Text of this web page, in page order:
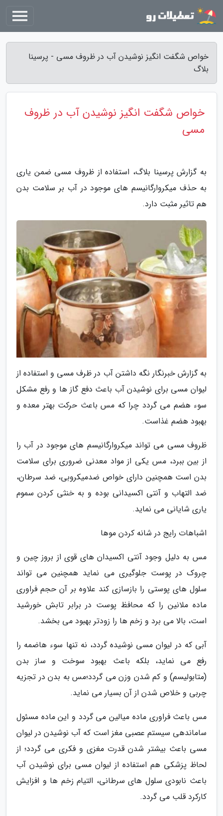
خواص شگفت انگیز نوشیدن آب در ظروف مسی - پرسینا
بلاگ
خواص شگفت انگیز نوشیدن آب در ظروف
مسی
به گزارش پرسینا بلاگ، استفاده از ظروف مسی ضمن یاری
به حذف میکروارگانیسم های موجود در آب بر سلامت بدن
هم تاثیر مثبت دارد.
به گزارش خبرنگار نگه داشتن آب در ظرف مسی و استفاده از
لیوان مسی برای نوشیدن آب باعث دفع گاز ها و رفع مشکل
سوء هضم می گردد چرا که مس باعث حرکت بهتر معده و
بهبود هضم غذاست.
ظروف مسی می تواند میکروارگانیسم های موجود در آب را
از بین ببرد، مس یکی از مواد معدنی ضروری برای سلامت
بدن است همچنین دارای خواص ضدمیکروبی، ضد سرطان،
ضد التهاب و آنتی اکسیدانی بوده و به خنثی کردن سموم
یاری شایانی می نماید.
اشباهات رایج در شانه کردن موها
مس به دلیل وجود آنتی اکسیدان های قوی از بروز چین و
چروک در پوست جلوگیری می نماید همچنین می تواند
سلول های پوستی را بازسازی کند علاوه بر آن حجم فراوری
ماده ملانین را که محافظ پوست در برابر تابش خورشید
است، بالا می برد و زخم ها را زودتر بهبود می بخشد.
آبی که در لیوان مسی نوشیده گردد، نه تنها سوء هاضمه را
رفع می نماید، بلکه باعث بهبود سوخت و ساز بدن
(متابولیسم) و کم شدن وزن می گردد؛مس به بدن در تجزیه
چربی و خلاص شدن از آن بسیار می نماید.
مس باعث فراوری ماده میالین می گردد و این ماده مسئول
ساماندهی سیستم عصبی مغز است که آب نوشیدن در لیوان
مسی باعث بیشتر شدن قدرت مغزی و فکری می گردد؛ از
لحاظ پزشکی هم استفاده از لیوان مسی برای نوشیدن آب
باعث نابودی سلول های سرطانی، التیام زخم ها و افزایش
کارکرد قلب می گردد.